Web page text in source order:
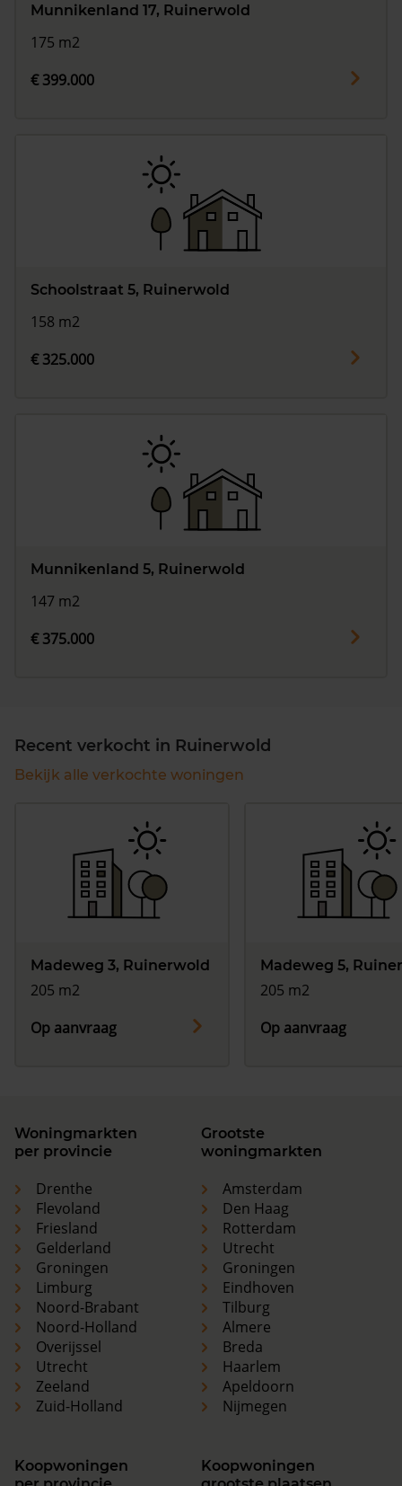
Munnikenland 17, Ruinerwold
175 m2
€ 399.000
Schoolstraat 5, Ruinerwold
158 m2
€ 325.000
Munnikenland 5, Ruinerwold
147 m2
€ 375.000
Recent verkocht in Ruinerwold
Bekijk alle verkochte woningen
Madeweg 3, Ruinerwold
205 m2
Op aanvraag
Madeweg 5,
205 m2
Op aanvraag
Woningmarkten
per provincie
Drenthe
Flevoland
Friesland
Gelderland
Groningen
Limburg
Noord-Brabant
Noord-Holland
Overijssel
Utrecht
Zeeland
Zuid-Holland
Grootste
woningmarkten
Amsterdam
Den Haag
Rotterdam
Utrecht
Groningen
Eindhoven
Tilburg
Almere
Breda
Haarlem
Apeldoorn
Nijmegen
Koopwoningen
Koopwoningen